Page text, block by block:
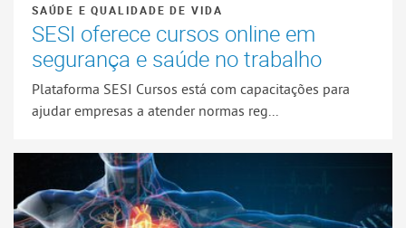
SAÚDE E QUALIDADE DE VIDA
SESI oferece cursos online em
segurança e saúde no trabalho
Plataforma SESI Cursos está com capacitações para
ajudar empresas a atender normas reg...